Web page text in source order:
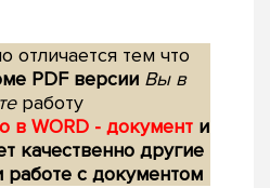
отличается тем что
PDF версии Вы в
работу
в WORD - документ и
качественно другие
работе с документом